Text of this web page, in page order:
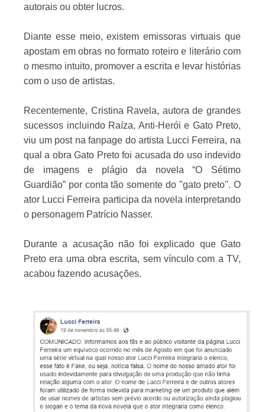
autorais ou obter lucros.
Diante esse meio, existem emissoras virtuais que
apostam em obras no formato roteiro e literário com
o mesmo intuito, promover a escrita e levar histórias
com o uso de artistas.
Recentemente, Cristina Ravela, autora de grandes
sucessos incluindo Raíza, Anti-Herói e Gato Preto,
viu um post na fanpage do artista Lucci Ferreira, na
qual a obra Gato Preto foi acusada do uso indevido
de imagens e plágio da novela “O Sétimo
Guardião” por conta tão somente do "gato preto". O
ator Lucci Ferreira participa da novela interpretando
o personagem Patrício Nasser.
Durante a acusação não foi explicado que Gato
Preto era uma obra escrita, sem vínculo com a TV,
acabou fazendo acusações.